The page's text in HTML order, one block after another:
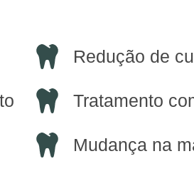
Redução de
Tratamento
Mudança na